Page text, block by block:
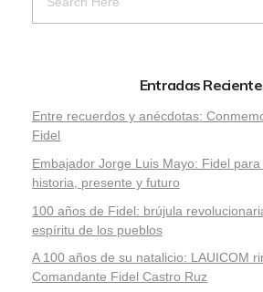
Entradas
Entre recuerdos y anécdotas:
Fidel
Embajador Jorge Luis Mayo: Fidel
historia, presente y futuro
100 años de Fidel: brújula
espíritu de los pueblos
A 100 años de su natalicio: LAUICOM
Comandante Fidel Castro Ruz